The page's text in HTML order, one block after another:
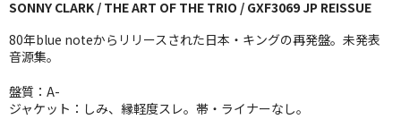
JAZZ-EU
JAZZ-JP
JAZZ-VOCAL
SONNY CLARK / THE ART OF THE TRIO / GXF3069 JP REISSUE
80年blue noteからリリースされた日本・キングの再発盤。未発表
音源集。
盤質：A-
ジャケット：しみ、縁軽度スレ。帯・ライナーなし。